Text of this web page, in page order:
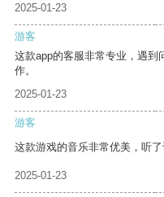
2025-01-23
游客
这款app的客服非常专业，遇到
作。
2025-01-23
游客
这款游戏的音乐非常优美，听了
2025-01-23